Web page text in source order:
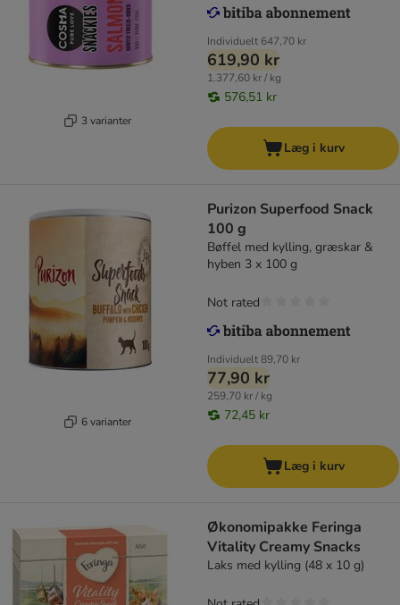
3 varianter
Individuelt 647,70 kr
619,90 kr
1.377,60 kr / kg
576,51 kr
Læg i kurv
6 varianter
Purizon Superfood Snack
100 g
Bøffel med kylling, græskar &
hyben 3 x 100 g
Individuelt89,70 kr
77,90 kr
259,70 kr / kg
72,45 kr
Not rated
Læg i kurv
Økonomipakke Feringa
Vitality Creamy Snacks
Laks med kylling (48 x 10 g)